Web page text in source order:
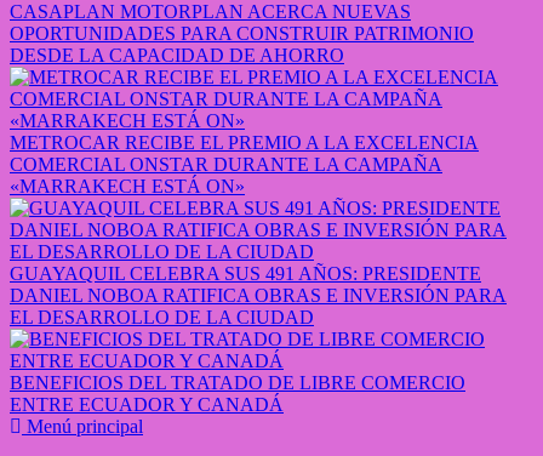
CASAPLAN MOTORPLAN ACERCA NUEVAS
OPORTUNIDADES PARA CONSTRUIR PATRIMONIO
DESDE LA CAPACIDAD DE AHORRO
METROCAR RECIBE EL PREMIO A LA EXCELENCIA
COMERCIAL ONSTAR DURANTE LA CAMPAÑA
«MARRAKECH ESTÁ ON»
GUAYAQUIL CELEBRA SUS 491 AÑOS: PRESIDENTE
DANIEL NOBOA RATIFICA OBRAS E INVERSIÓN PARA
EL DESARROLLO DE LA CIUDAD
BENEFICIOS DEL TRATADO DE LIBRE COMERCIO
ENTRE ECUADOR Y CANADÁ
Menú principal